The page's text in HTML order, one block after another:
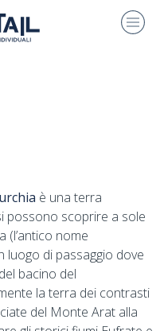
è una terra
possono scoprire a sole
(l’antico nome
luogo di passaggio dove
bacino del
la terra dei contrasti
del Monte Arat alla